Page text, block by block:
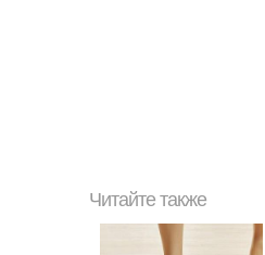
Читайте также